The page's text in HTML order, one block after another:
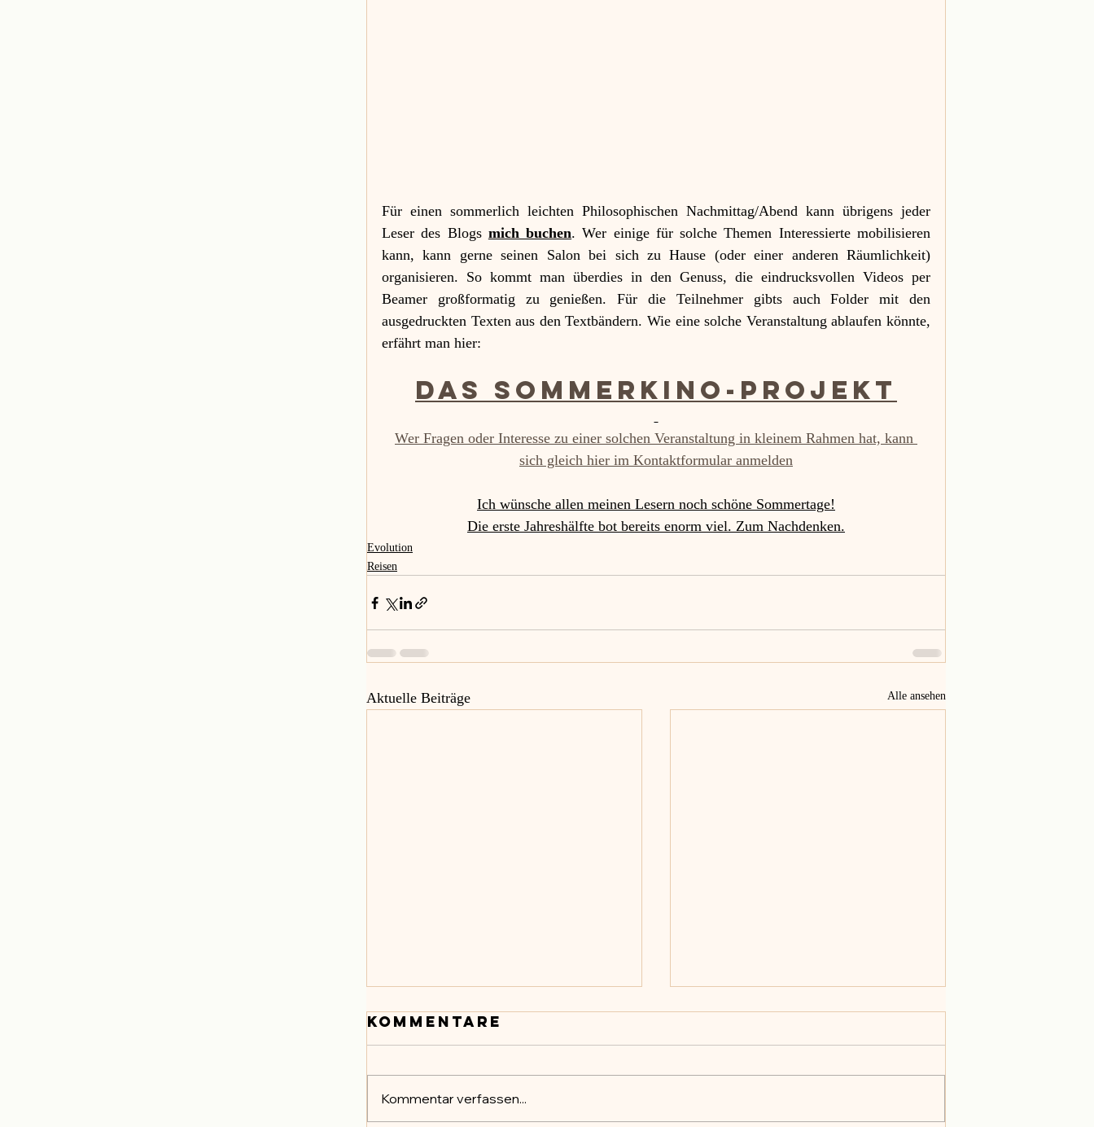
Für einen sommerlich leichten Philosophischen Nachmittag/Abend kann übrigens jeder
Leser des Blogs mich buchen. Wer einige für solche Themen Interessierte mobilisieren
kann, kann gerne seinen Salon bei sich zu Hause (oder einer anderen Räumlichkeit)
organisieren. So kommt man überdies in den Genuss, die eindrucksvollen Videos per
Beamer großformatig zu genießen. Für die Teilnehmer gibts auch Folder mit den
ausgedruckten Texten aus den Textbändern. Wie eine solche Veranstaltung ablaufen könnte,
erfährt man hier:
Das Sommerkino-Projekt
Wer Fragen oder Interesse zu einer solchen Veranstaltung in kleinem Rahmen hat, kann
sich gleich hier im Kontaktformular anmelden
Ich wünsche allen meinen Lesern noch schöne Sommertage!
Die erste Jahreshälfte bot bereits enorm viel. Zum Nachdenken.
Evolution
Reisen
Aktuelle Beiträge Alle ansehen
Kommentare
Kommentar verfassen...